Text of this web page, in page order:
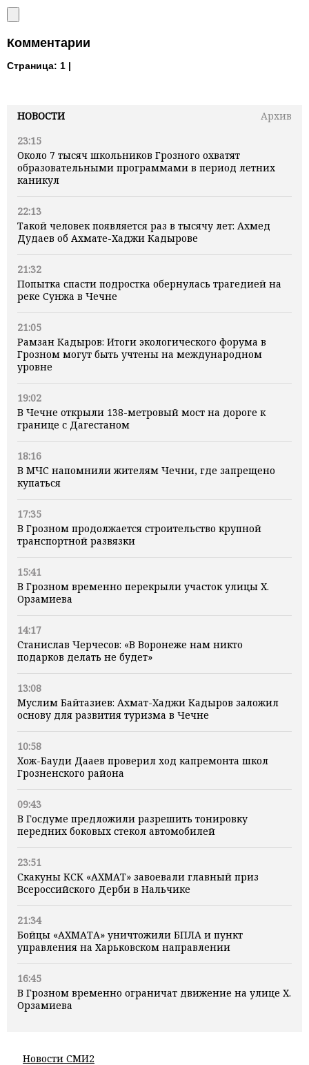
НОВОСТИ
Архив
23:15
Около 7 тысяч школьников Грозного охватят
образовательными программами в период летних
каникул
22:13
Такой человек появляется раз в тысячу лет: Ахмед
Дудаев об Ахмате-Хаджи Кадырове
21:32
Попытка спасти подростка обернулась трагедией на
реке Сунжа в Чечне
21:05
Рамзан Кадыров: Итоги экологического форума в
Грозном могут быть учтены на международном
уровне
19:02
В Чечне открыли 138-метровый мост на дороге к
границе с Дагестаном
18:16
В МЧС напомнили жителям Чечни, где запрещено
купаться
17:35
В Грозном продолжается строительство крупной
транспортной развязки
15:41
В Грозном временно перекрыли участок улицы Х.
Орзамиева
14:17
Станислав Черчесов: «В Воронеже нам никто
подарков делать не будет»
13:08
Муслим Байтазиев: Ахмат-Хаджи Кадыров заложил
основу для развития туризма в Чечне
10:58
Хож-Бауди Дааев проверил ход капремонта школ
Грозненского района
09:43
В Госдуме предложили разрешить тонировку
передних боковых стекол автомобилей
23:51
Скакуны КСК «АХМАТ» завоевали главный приз
Всероссийского Дерби в Нальчике
21:34
Бойцы «АХМАТА» уничтожили БПЛА и пункт
управления на Харьковском направлении
16:45
В Грозном временно ограничат движение на улице Х.
Орзамиева
Новости СМИ2
Комментарии
Страница: 1 |